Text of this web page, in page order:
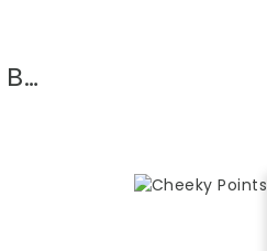
MEDIAS BASIC COLORS PINK BEBE